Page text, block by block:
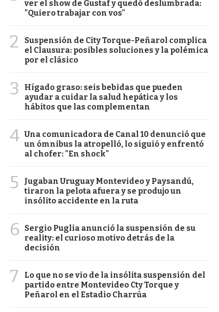
ver el show de Gustaf y quedó deslumbrada:
"Quiero trabajar con vos"
2
Suspensión de City Torque-Peñarol complica
el Clausura: posibles soluciones y la polémica
por el clásico
3
Hígado graso: seis bebidas que pueden
ayudar a cuidar la salud hepática y los
hábitos que las complementan
4 Una comunicadora de Canal 10 denunció que
un ómnibus la atropelló, lo siguió y enfrentó
al chofer: "En shock"
5
Jugaban Uruguay Montevideo y Paysandú,
tiraron la pelota afuera y se produjo un
insólito accidente en la ruta
6
Sergio Puglia anunció la suspensión de su
reality: el curioso motivo detrás de la
decisión
7
Lo que no se vio de la insólita suspensión del
partido entre Montevideo Cty Torque y
Peñarol en el Estadio Charrúa